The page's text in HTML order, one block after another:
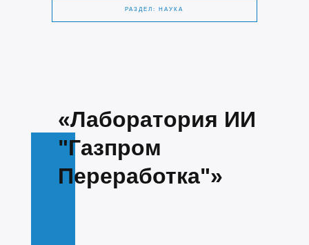
«Лаборатория ИИ
"Газпром
Переработка"»
РАЗДЕЛ: НАУКА